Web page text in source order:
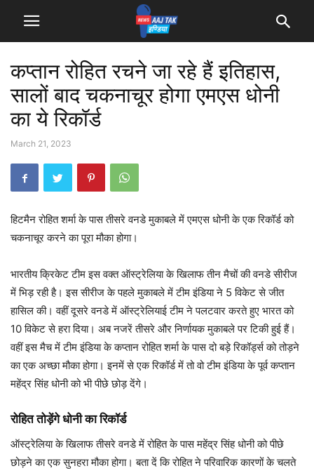
कप्तान रोहित रचने जा रहे हैं इतिहास,
सालों बाद चकनाचूर होगा एमएस धोनी
का ये रिकॉर्ड
March 21, 2023
हिटमैन रोहित शर्मा के पास तीसरे वनडे मुकाबले में एमएस धोनी के एक रिकॉर्ड को
चकनाचूर करने का पूरा मौका होगा।
भारतीय क्रिकेट टीम इस वक्त ऑस्ट्रेलिया के खिलाफ तीन मैचों की वनडे सीरीज
में भिड़ रही है। इस सीरीज के पहले मुकाबले में टीम इंडिया ने 5 विकेट से जीत
हासिल की। वहीं दूसरे वनडे में ऑस्ट्रेलियाई टीम ने पलटवार करते हुए भारत को
10 विकेट से हरा दिया। अब नजरें तीसरे और निर्णायक मुकाबले पर टिकी हुई हैं।
वहीं इस मैच में टीम इंडिया के कप्तान रोहित शर्मा के पास दो बड़े रिकॉर्ड्स को तोड़ने
का एक अच्छा मौका होगा। इनमें से एक रिकॉर्ड में तो वो टीम इंडिया के पूर्व कप्तान
महेंद्र सिंह धोनी को भी पीछे छोड़ देंगे।
रोहित तोड़ेंगे धोनी का रिकॉर्ड
ऑस्ट्रेलिया के खिलाफ तीसरे वनडे में रोहित के पास महेंद्र सिंह धोनी को पीछे
छोड़ने का एक सुनहरा मौका होगा। बता दें कि रोहित ने परिवारिक कारणों के चलते